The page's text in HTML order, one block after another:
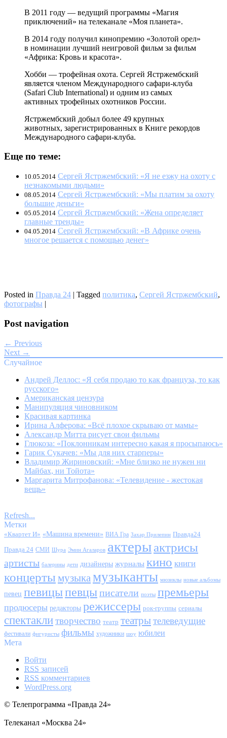
В 2011 году — ведущий программы «Магия
приключений» на телеканале «Моя планета».
В 2014 году получил кинопремию «Золотой орел»
в номинации лучший неигровой фильм за фильм
«Африка: Кровь и красота».
Хобби — трофейная охота. Сергей Ястржембский
является членом Международного сафари-клуба
(Safari Club International) и одним из самых
активных трофейных охотников России.
Ястржембский добыл более 49 крупных
животных, зарегистрированных в Книге рекордов
Международного сафари-клуба.
Еще по теме:
10.05.2014 Сергей Ястржембский: «Я не езжу на охоту с
незнакомыми людьми»
08.05.2014 Сергей Ястржембский: «Мы платим за охоту
большие деньги»
05.05.2014 Сергей Ястржембский: «Жена определяет
главные тренды»
04.05.2014 Сергей Ястржембский: «В Африке очень
многое решается с помощью денег»
Posted in Правда 24 | Tagged политика, Сергей Ястржембский,
фотографы |
Post navigation
← Previous
Next →
Случайное
Андрей Деллос: «Я себя продаю то как француза, то как
русского»
Американская цензура
Манипуляция чиновником
Красивая картинка
Ирина Алферова: «Всё плохое скрываю от мамы»
Александр Митта рисует свои фильмы
Глюкоза: «Поклонникам интересно какая я просыпаюсь»
Гарик Сукачев: «Мы для них старперы»
Владимир Жириновский: «Мне близко не нужен ни
Майбах, ни Тойота»
Маргарита Митрофанова: «Телевидение - жестокая
вещь»
Refresh...
Метки
«Квартет И» «Машина времени» ВИА Гра Захар Прилепин Правда24
Правда 24 СМИ Шура Эмин Агаларов актерыактрисы
артисты балерины дети дизайнеры журналы кино книги
концерты музыка музыканты мюзиклы новые альбомы
певец певицыпевцыписатели поэты премьеры
продюсеры редакторы режиссеры рок-группы сериалы
спектаклитворчество театр театрытелеведущие
фестивали фигуристы фильмы художники шоу юбилеи
Мета
Войти
RSS записей
RSS комментариев
WordPress.org
© Телепрограмма «Правда 24»
Телеканал «Москва 24»